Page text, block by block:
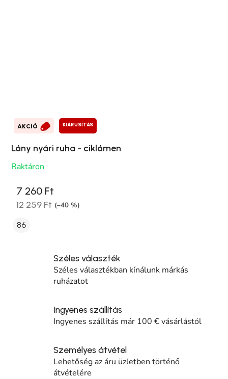
AKCIÓ KIÁRUSÍTÁS
Lány nyári ruha - ciklámen
Raktáron
7 260 Ft
12 259 Ft (–40 %)
86
Széles választék
Széles választékban kínálunk márkás
ruházatot
Ingyenes szállítás
Ingyenes szállítás már 100 € vásárlástól
Személyes átvétel
Lehetőség az áru üzletben történő
átvételére